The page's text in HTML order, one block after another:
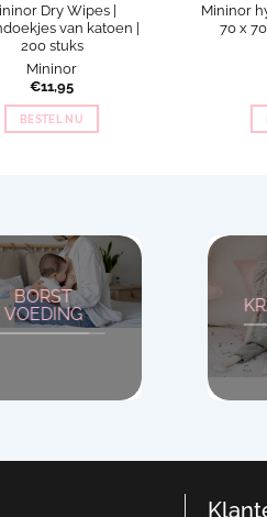
Dry Wipes |
van katoen |
200 stuks
Mininor
€11,95
BESTEL NU
Mininor
70 x
BORST
VOEDING